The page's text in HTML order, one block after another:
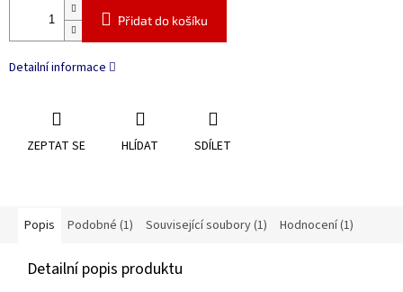
Přidat do košíku
Detailní informace
ZEPTAT SE HLÍDAT SDÍLET
Popis Podobné (1) Související soubory (1) Hodnocení (1)
Detailní popis produktu